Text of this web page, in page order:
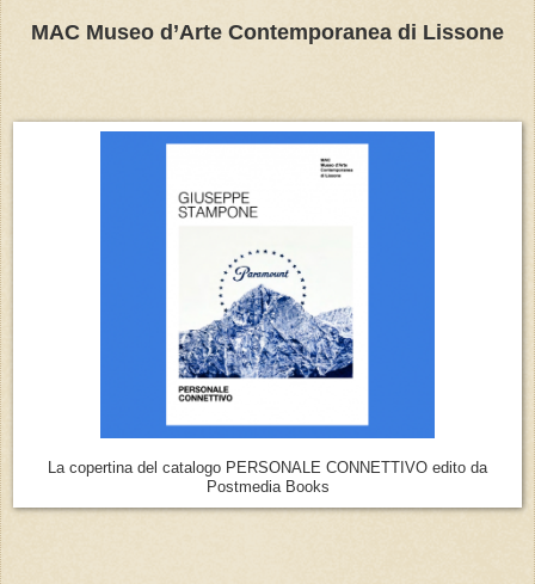
MAC Museo d’Arte Contemporanea di Lissone
La copertina del catalogo PERSONALE CONNETTIVO edito da
Postmedia Books